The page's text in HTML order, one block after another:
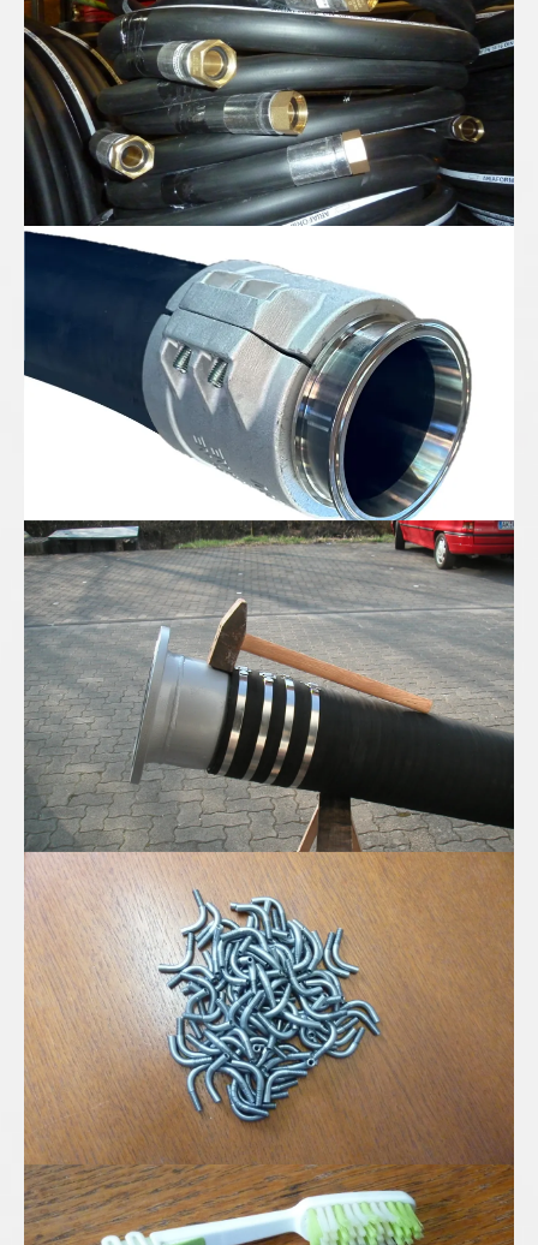
Gummispiralschlauch DN100
Spiral Saug-Druckschlauch in DN300
Edelstahl Mini-Rohrbögen
Edelstahl Mikro-Rohrbögen